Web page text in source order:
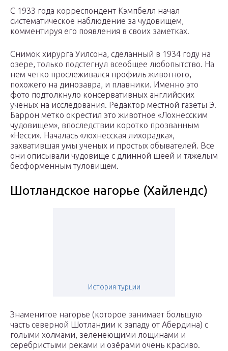
С 1933 года корреспондент Кэмпбелл начал
систематическое наблюдение за чудовищем,
комментируя его появления в своих заметках.
Снимок хирурга Уилсона, сделанный в 1934 году на
озере, только подстегнул всеобщее любопытство. На
нем четко прослеживался профиль животного,
похожего на динозавра, и плавники. Именно это
фото подтолкнуло консервативных английских
ученых на исследования. Редактор местной газеты Э.
Баррон метко окрестил это животное «Лохнесским
чудовищем», впоследствии коротко прозванным
«Несси». Началась «лохнесская лихорадка»,
захватившая умы ученых и простых обывателей. Все
они описывали чудовище с длинной шеей и тяжелым
бесформенным туловищем.
Шотландское нагорье (Хайлендс)
История турции
Знаменитое нагорье (которое занимает большую
часть северной Шотландии к западу от Абердина) с
голыми холмами, зеленеющими лощинами и
серебристыми реками и озёрами очень красиво.